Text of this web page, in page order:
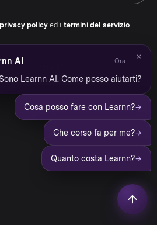
privacy policy ed i termini del servizio
account Learnn
AI Ora
Learnn AI. Come posso aiutarti?
Cosa posso fare con Learnn?→
Che corso fa per me?→
Quanto costa Learnn?→